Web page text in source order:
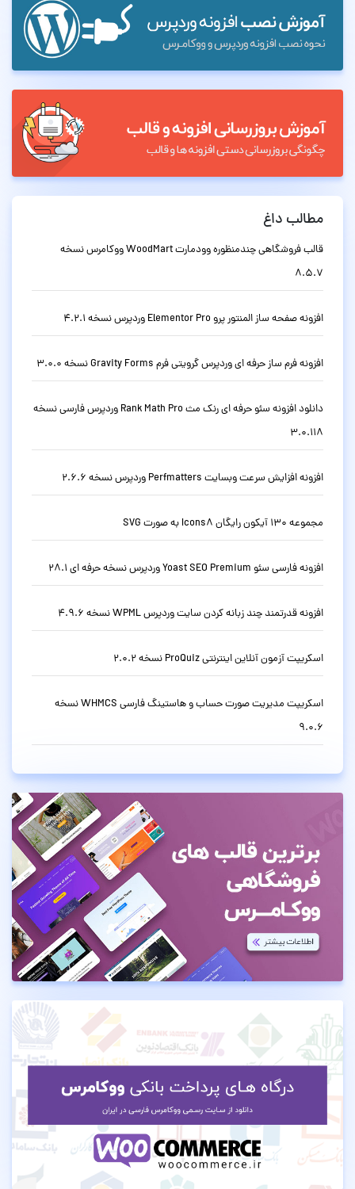
مطالب داغ
قالب فروشگاهی چندمنظوره وودمارت WoodMart ووکامرس نسخه
8.5.7
افزونه صفحه ساز المنتور پرو Elementor Pro وردپرس نسخه 4.2.1
افزونه فرم ساز حرفه ای وردپرس گرویتی فرم Gravity Forms نسخه 3.0.0
دانلود افزونه سئو حرفه ای رنک مث Rank Math Pro وردپرس فارسی نسخه
3.0.118
افزونه افزایش سرعت وبسایت Perfmatters وردپرس نسخه 2.6.6
مجموعه 130 آیکون رایگان Icons8 به صورت SVG
افزونه فارسی سئو Yoast SEO Premium وردپرس نسخه حرفه ای 28.1
افزونه قدرتمند چند زبانه کردن سایت وردپرس WPML نسخه 4.9.6
اسکریپت آزمون آنلاین اینترنتی ProQuiz نسخه 2.0.2
اسکریپت مدیریت صورت حساب و هاستینگ فارسی WHMCS نسخه
9.0.6